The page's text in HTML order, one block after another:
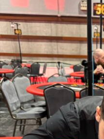
RELATED TOPICS:
UP NEXT
Les photos de la Soirée
DON'T MISS
Eric Haik remporte le